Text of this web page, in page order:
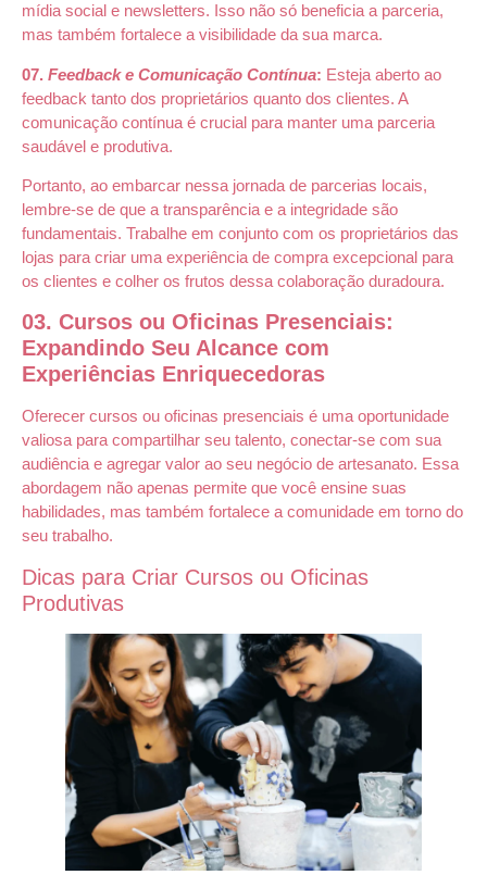
mídia social e newsletters. Isso não só beneficia a parceria,
mas também fortalece a visibilidade da sua marca.
07. Feedback e Comunicação Contínua: Esteja aberto ao
feedback tanto dos proprietários quanto dos clientes. A
comunicação contínua é crucial para manter uma parceria
saudável e produtiva.
Portanto, ao embarcar nessa jornada de parcerias locais,
lembre-se de que a transparência e a integridade são
fundamentais. Trabalhe em conjunto com os proprietários das
lojas para criar uma experiência de compra excepcional para
os clientes e colher os frutos dessa colaboração duradoura.
03. Cursos ou Oficinas Presenciais:
Expandindo Seu Alcance com
Experiências Enriquecedoras
Oferecer cursos ou oficinas presenciais é uma oportunidade
valiosa para compartilhar seu talento, conectar-se com sua
audiência e agregar valor ao seu negócio de artesanato. Essa
abordagem não apenas permite que você ensine suas
habilidades, mas também fortalece a comunidade em torno do
seu trabalho.
Dicas para Criar Cursos ou Oficinas
Produtivas